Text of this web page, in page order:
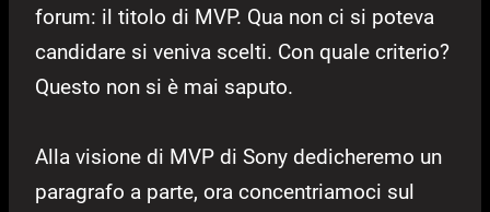
forum: il titolo di MVP. Qua non ci si poteva
candidare si veniva scelti. Con quale criterio?
Questo non si è mai saputo.
Alla visione di MVP di Sony dedicheremo un
paragrafo a parte, ora concentriamoci sul